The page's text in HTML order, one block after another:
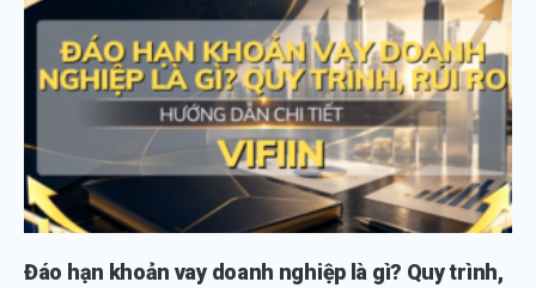
Đáo hạn khoản vay doanh nghiệp là gì? Quy trình,